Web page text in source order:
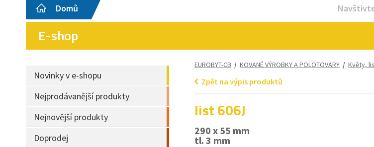
Domů
E-shop
Novinky v e-shopu
Nejprodávanější produkty
Nejnovější produkty
Doprodej
EUROBYT-CB / KOVANÉ VÝROBKY A POLOTOVARY/ Květy,
Zpět na výpis produktů
list 606J
290 x 55 mm
tl. 3 mm